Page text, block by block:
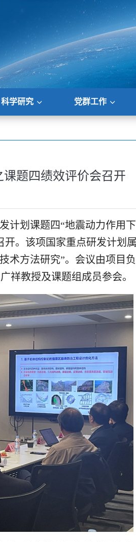
科学研究 党群工作
题四绩效评价会召开
计划课题四“地震动力作用
。该项国家重点研发计划
术方法研究”。会议由项目
祥教授及课题组成员参会。